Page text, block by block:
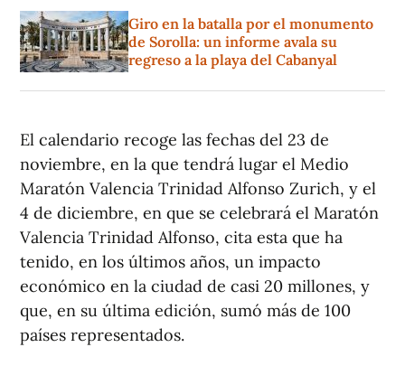
Giro en la batalla por el monumento
de Sorolla: un informe avala su
regreso a la playa del Cabanyal
El calendario recoge las fechas del 23 de
noviembre, en la que tendrá lugar el Medio
Maratón Valencia Trinidad Alfonso Zurich, y el
4 de diciembre, en que se celebrará el Maratón
Valencia Trinidad Alfonso, cita esta que ha
tenido, en los últimos años, un impacto
económico en la ciudad de casi 20 millones, y
que, en su última edición, sumó más de 100
países representados.